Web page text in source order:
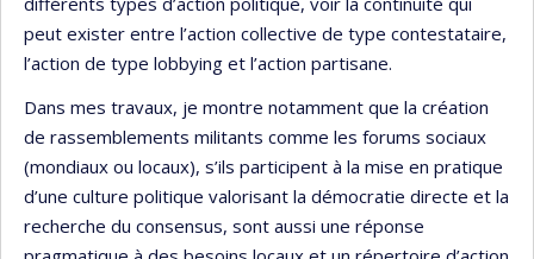
peut exister entre l’action collective de type contestataire,
l’action de type lobbying et l’action partisane.
Dans mes travaux, je montre notamment que la création
de rassemblements militants comme les forums sociaux
(mondiaux ou locaux), s’ils participent à la mise en pratique
d’une culture politique valorisant la démocratie directe et la
recherche du consensus, sont aussi une réponse